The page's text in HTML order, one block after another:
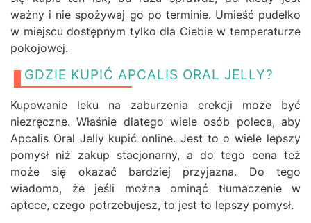
ważny i nie spożywaj go po terminie. Umieść pudełko
w miejscu dostępnym tylko dla Ciebie w temperaturze
pokojowej.
GDZIE KUPIĆ APCALIS ORAL JELLY?
Kupowanie leku na zaburzenia erekcji może być
niezręczne. Właśnie dlatego wiele osób poleca, aby
Apcalis Oral Jelly kupić online. Jest to o wiele lepszy
pomysł niż zakup stacjonarny, a do tego cena też
może się okazać bardziej przyjazna. Do tego
wiadomo, że jeśli można ominąć tłumaczenie w
aptece, czego potrzebujesz, to jest to lepszy pomysł.